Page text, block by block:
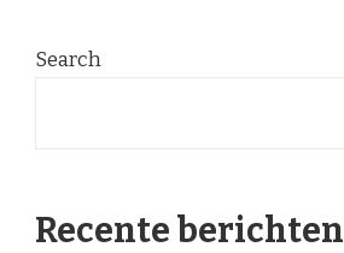
Search
Recente berichten